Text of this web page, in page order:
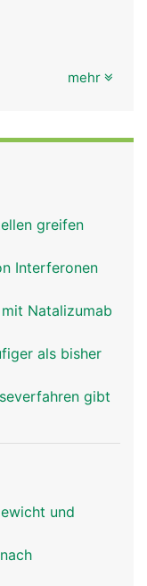
mehr
greifen
Interferonen
Natalizumab
als bisher
gibt
und